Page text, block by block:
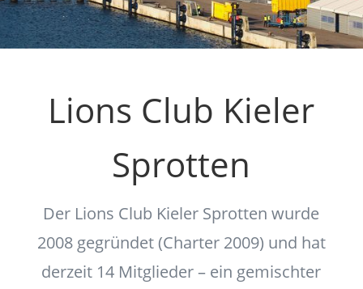
Lions Club Kieler
Sprotten
Der Lions Club Kieler Sprotten wurde
2008 gegründet (Charter 2009) und hat
derzeit 14 Mitglieder – ein gemischter